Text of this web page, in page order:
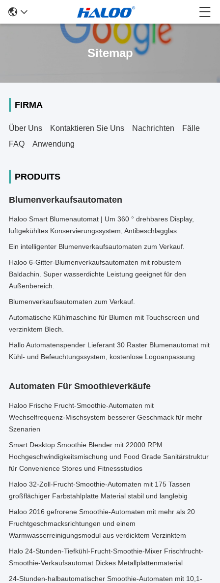
Sitemap
FIRMA
Über Uns Kontaktieren Sie Uns Nachrichten
Fälle
FAQ
Anwendung
PRODUITS
Blumenverkaufsautomaten
Haloo Smart Blumenautomat | Um 360 ° drehbares Display,
luftgekühltes Konservierungssystem, Antibeschlagglas
Ein intelligenter Blumenverkaufsautomaten zum Verkauf.
Haloo 6-Gitter-Blumenverkaufsautomaten mit robustem
Baldachin. Super wasserdichte Leistung geeignet für den
Außenbereich.
Blumenverkaufsautomaten zum Verkauf.
Automatische Kühlmaschine für Blumen mit Touchscreen und
verzinktem Blech.
Hallo Automatenspender Lieferant 30 Raster Blumenautomat mit
Kühl- und Befeuchtungssystem, kostenlose Logoanpassung
Automaten Für Smoothieverkäufe
Haloo Frische Frucht-Smoothie-Automaten mit
Wechselfrequenz-Mischsystem besserer Geschmack für mehr
Szenarien
Smart Desktop Smoothie Blender mit 22000 RPM
Hochgeschwindigkeitsmischung und Food Grade Sanitärstruktur
für Convenience Stores und Fitnessstudios
Haloo 32-Zoll-Frucht-Smoothie-Automaten mit 175 Tassen
großflächiger Farbstahlplatte Material stabil und langlebig
Haloo 2016 gefrorene Smoothie-Automaten mit mehr als 20
Fruchtgeschmacksrichtungen und einem
Warmwasserreinigungsmodul aus verdicktem Verzinktem
Halo 24-Stunden-Tiefkühl-Frucht-Smoothie-Mixer Frischfrucht-
Smoothie-Verkaufsautomat Dickes Metallplattenmaterial
24-Stunden-halbautomatischer Smoothie-Automaten mit 10,1-